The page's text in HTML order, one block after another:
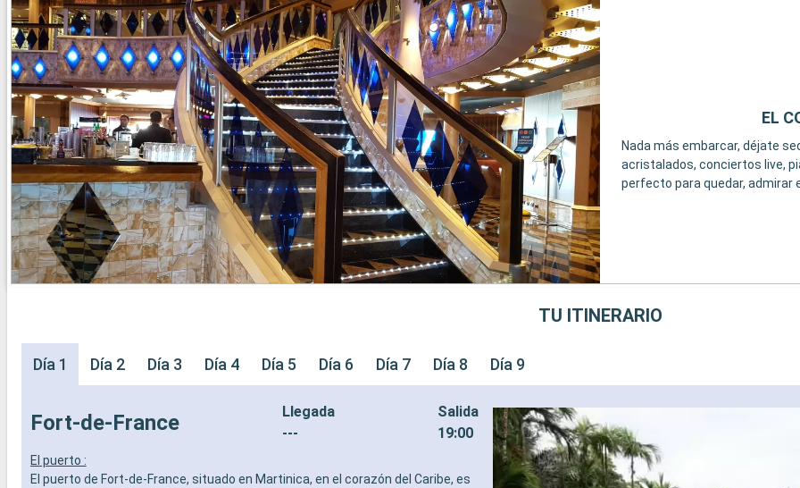
EL
Nada más embarcar, déjate
acristalados, conciertos live,
perfecto para quedar, admirar
TU ITINERARIO
Día 1 Día 2 Día 3 Día 4 Día 5 Día 6 Día 7 Día 8 Día 9
Fort-de-France
Llegada
---
Salida
19:00
El puerto :
El puerto de Fort-de-France, situado en Martinica, en el corazón del Caribe, es